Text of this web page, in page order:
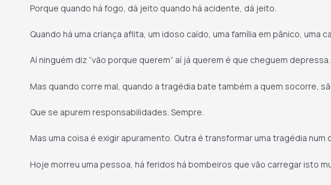
Porque quando há fogo, dá jeito quando há acidente, dá jeito.
Quando há uma criança aflita, um idoso caído, uma família em pânico,
Aí ninguém diz “vão porque querem” aí já querem é que cheguem
Mas quando corre mal, quando a tragédia bate também a quem socorre,
Que se apurem responsabilidades. Sempre.
Mas uma coisa é exigir apuramento. Outra é transformar uma tragédia
Hoje morreu uma pessoa, há feridos há bombeiros que vão carregar isto